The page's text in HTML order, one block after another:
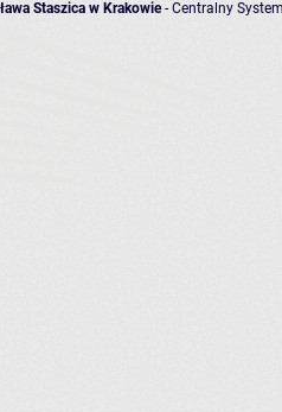
Staszica w Krakowie- Centralny